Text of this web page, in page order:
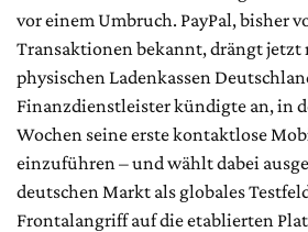
vor einem Umbruch. PayPal, bisher
Transaktionen bekannt, drängt jetzt
physischen Ladenkassen
Finanzdienstleister kündigte an, in
Wochen seine erste kontaktlose
einzuführen – und wählt dabei
deutschen Markt als globales
Frontalangriff auf die etablierten